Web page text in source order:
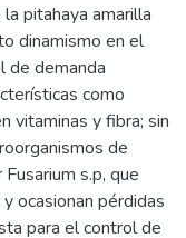
pitahaya amarilla
dinamismo en el
de demanda
como
vitaminas y fibra; sin
de
s.p, que
ocasionan pérdidas
para el control de